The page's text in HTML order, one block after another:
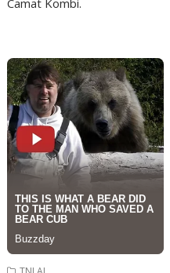
Camat Kombi.